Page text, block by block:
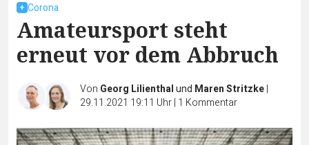
Corona
Amateursport steht
erneut vor dem Abbruch
Von Georg Lilienthalund Maren Stritzke|
29.11.2021 19:11 Uhr| 1 Kommentar